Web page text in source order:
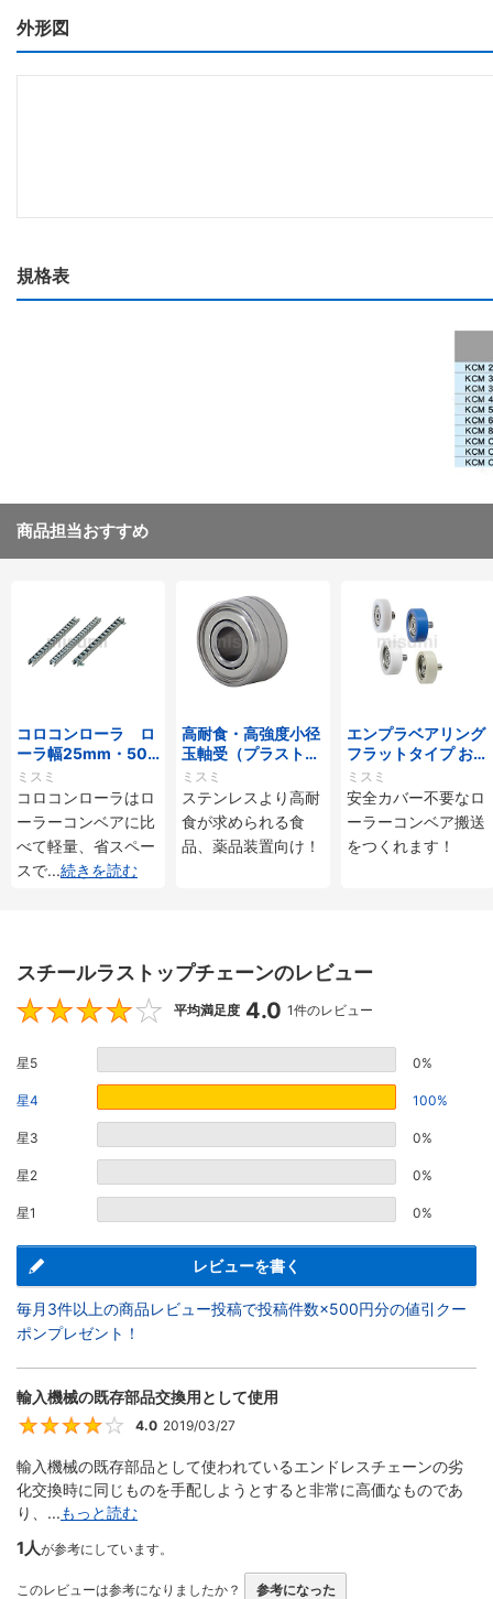
外形図
規格表
商品担当おすすめ
コロコンローラ ロ
ーラ幅25mm・50
mmタイプ
ミスミ
コロコンローラはロ
ーラーコンベアに比
べて軽量、省スペー
スで...続きを読む
高耐食・高強度小径
玉軸受（プラストロ
ベアリング）
ミスミ
ステンレスより高耐
食が求められる食
品、薬品装置向け！
エンプラベアリング
フラットタイプ おね
じ付
ミスミ
安全カバー不要なロ
ーラーコンベア搬送
をつくれます！
スチールラストップチェーンのレビュー
4
平均満足度 4.0 1件のレビュー
星5 0%
星4 100%
星3 0%
星2 0%
星1 0%
レビューを書く
毎月3件以上の商品レビュー投稿で投稿件数×500円分の値引クー
ポンプレゼント！
輸入機械の既存部品交換用として使用
4
4.0 2019/03/27
輸入機械の既存部品として使われているエンドレスチェーンの劣
化交換時に同じものを手配しようとすると非常に高価なものであ
り、...もっと読む
1人が参考にしています。
このレビューは参考になりましたか？ 参考になった